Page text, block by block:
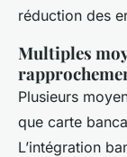
réduction des
Multiples
Plusieurs
que carte
L’intégration